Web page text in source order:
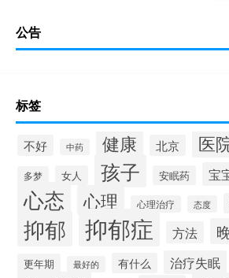
公告
标签
不好 中药 健康 北京 医
多梦 女人 孩子 安眠药 宝
心态 心理 心理治疗 态度
抑郁 抑郁症 方法
更年期
最好的 有什么 治疗失眠